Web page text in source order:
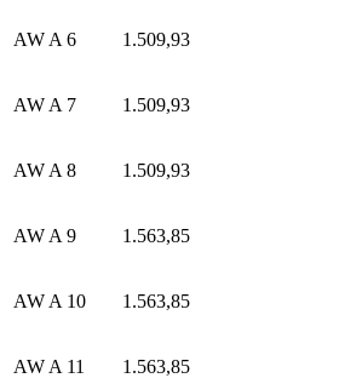
AW A 6 1.509,93
AW A 7 1.509,93
AW A 8 1.509,93
AW A 9 1.563,85
AW A 10 1.563,85
AW A 11 1.563,85